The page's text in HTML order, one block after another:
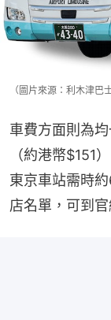
（圖片來源：利木津巴士
車費方面則為
（約港幣$151
東京車站需時
店名單，可到官